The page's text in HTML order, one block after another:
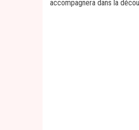
accompagnera dans la